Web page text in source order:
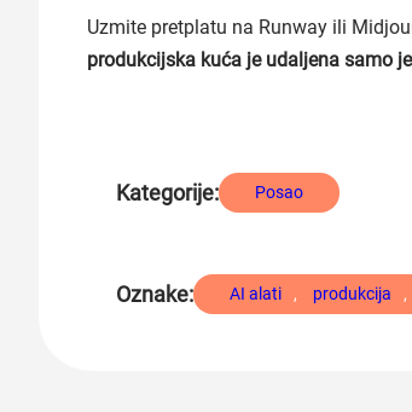
Uzmite pretplatu na Runway ili
produkcijska kuća je udaljena samo
Kategorije: Posao
Oznake: AI alati , produkcija ,